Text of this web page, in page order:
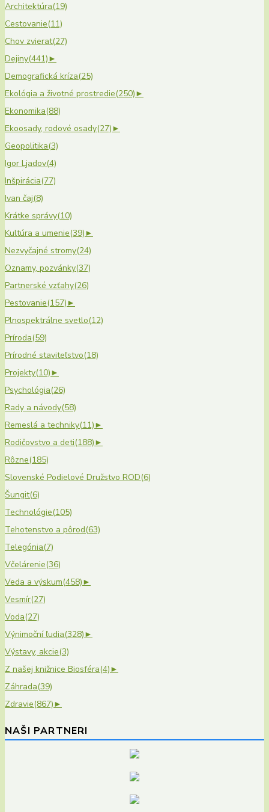
Architektúra(19)
Cestovanie(11)
Chov zvierat(27)
Dejiny(441)►
Demografická kríza(25)
Ekológia a životné prostredie(250)►
Ekonomika(88)
Ekoosady, rodové osady(27)►
Geopolitika(3)
Igor Ljadov(4)
Inšpirácia(77)
Ivan čaj(8)
Krátke správy(10)
Kultúra a umenie(39)►
Nezvyčajné stromy(24)
Oznamy, pozvánky(37)
Partnerské vzťahy(26)
Pestovanie(157)►
Plnospektrálne svetlo(12)
Príroda(59)
Prírodné staviteľstvo(18)
Projekty(10)►
Psychológia(26)
Rady a návody(58)
Remeslá a techniky(11)►
Rodičovstvo a deti(188)►
Rôzne(185)
Slovenské Podielové Družstvo ROD(6)
Šungit(6)
Technológie(105)
Tehotenstvo a pôrod(63)
Telegónia(7)
Včelárenie(36)
Veda a výskum(458)►
Vesmír(27)
Voda(27)
Výnimoční ľudia(328)►
Výstavy, akcie(3)
Z našej knižnice Biosféra(4)►
Záhrada(39)
Zdravie(867)►
NAŠI PARTNERI